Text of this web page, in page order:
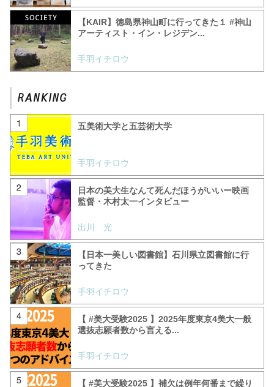
【KAIR】徳島県神山町に行ってきた１ #神山
アーティスト・イン・レジデン...
手羽イチロウ
五美術大学と五芸術大学
手羽イチロウ
日本の美大生なんて死んだほうがいいー映画
監督・木村太一インタビュー
出川 光
【日本一美しい図書館】石川県立図書館に行
ってきた
手羽イチロウ
【 #美大受験2025 】2025年度東京4美大一般
選抜志願者数から言える...
手羽イチロウ
【 #美大受験2025 】補欠は例年何番まで繰り